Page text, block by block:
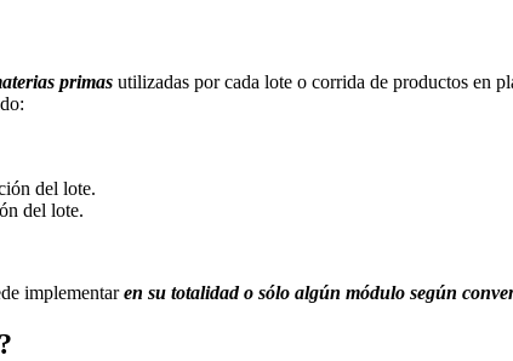
primas utilizadas por cada lote o corrida de productos en
del lote.
del lote.
implementaren su totalidad o sólo algún módulo según
?